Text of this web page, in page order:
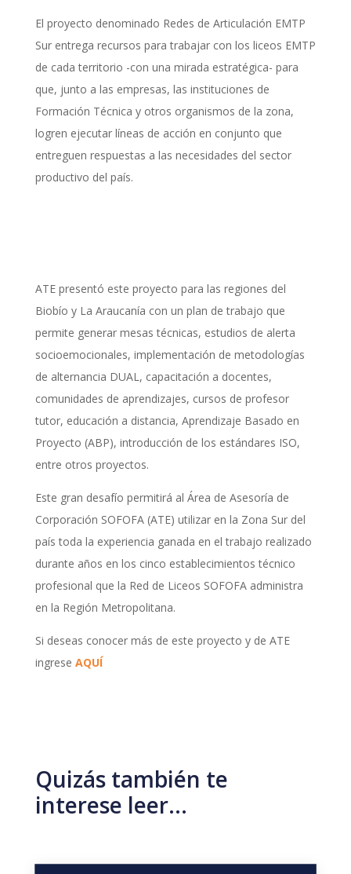
El proyecto denominado Redes de Articulación EMTP
Sur entrega recursos para trabajar con los liceos EMTP
de cada territorio -con una mirada estratégica- para
que, junto a las empresas, las instituciones de
Formación Técnica y otros organismos de la zona,
logren ejecutar líneas de acción en conjunto que
entreguen respuestas a las necesidades del sector
productivo del país.
ATE presentó este proyecto para las regiones del
Biobío y La Araucanía con un plan de trabajo que
permite generar mesas técnicas, estudios de alerta
socioemocionales, implementación de metodologías
de alternancia DUAL, capacitación a docentes,
comunidades de aprendizajes, cursos de profesor
tutor, educación a distancia, Aprendizaje Basado en
Proyecto (ABP), introducción de los estándares ISO,
entre otros proyectos.
Este gran desafío permitirá al Área de Asesoría de
Corporación SOFOFA (ATE) utilizar en la Zona Sur del
país toda la experiencia ganada en el trabajo realizado
durante años en los cinco establecimientos técnico
profesional que la Red de Liceos SOFOFA administra
en la Región Metropolitana.
Si deseas conocer más de este proyecto y de ATE
ingrese AQUÍ
Quizás también te
interese leer…